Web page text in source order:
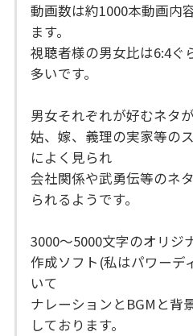
動画数は約1000本動画内
ます。
視聴者様の男女比は6:4ぐ
多いです。
男女それぞれが好むネタが
姑、嫁、義理の実家等の
によく見られ
会社関係や武勇伝等のネ
られるようです。
3000～5000文字のオリジ
作成ソフト(私はパワーデ
いて
ナレーションとBGMと背
しております。